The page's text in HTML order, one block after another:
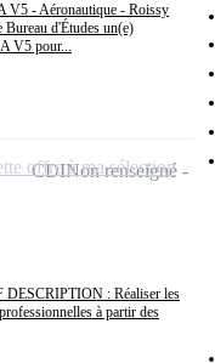
V5 - Aéronautique - Roissy
d'Études un(e)
V5 pour...
DESCRIPTION : Réaliser les
à partir des
CDINon renseigné
offre à ma sélection